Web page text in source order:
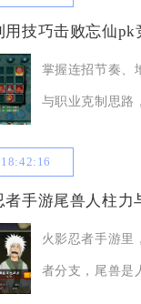
用技巧击败忘仙pk
掌握连招节奏、
与职业克制思路
手游尾兽人柱力与
火影忍者手游里
者分支，尾兽是